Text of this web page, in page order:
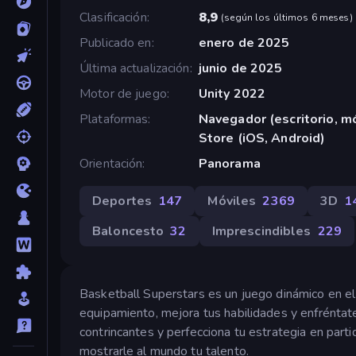
Clasificación
8,9 (según los últimos 6 meses)
Publicado en
enero de 2025
Última actualización
junio de 2025
Motor de juego
Unity 2022
Plataformas
Navegador (escritorio,
Store (iOS, Android)
Orientación
Panorama
Deportes 147 Móviles 2369 3D
Baloncesto 32 Imprescindibles 229
Basketball Superstars es un juego dinámico en
equipamiento, mejora tus habilidades y
contrincantes y perfecciona tu estrategia en
mostrarle al mundo tu talento.